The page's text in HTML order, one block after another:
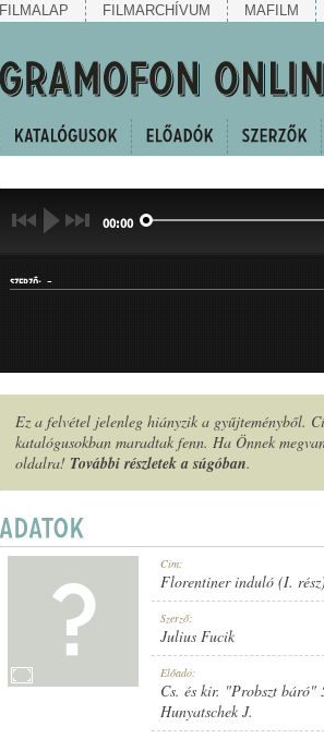
FILMALAP FILMARCHÍVUM MAFILM
00:00
SZERZŐ: -
MŰFAJ:
1908 KÖRÜL
Ez a felvétel jelenleg hiányzik a gyűjteményből.
katalógusokban maradtak fenn. Ha Önnek
oldalra! További részletek a súgóban.
Cím:
Florentiner induló (I. rész)
Szerző:
Julius Fucik
Előadó:
Cs. és kir. "Probszt báró"
Hunyatschek J.